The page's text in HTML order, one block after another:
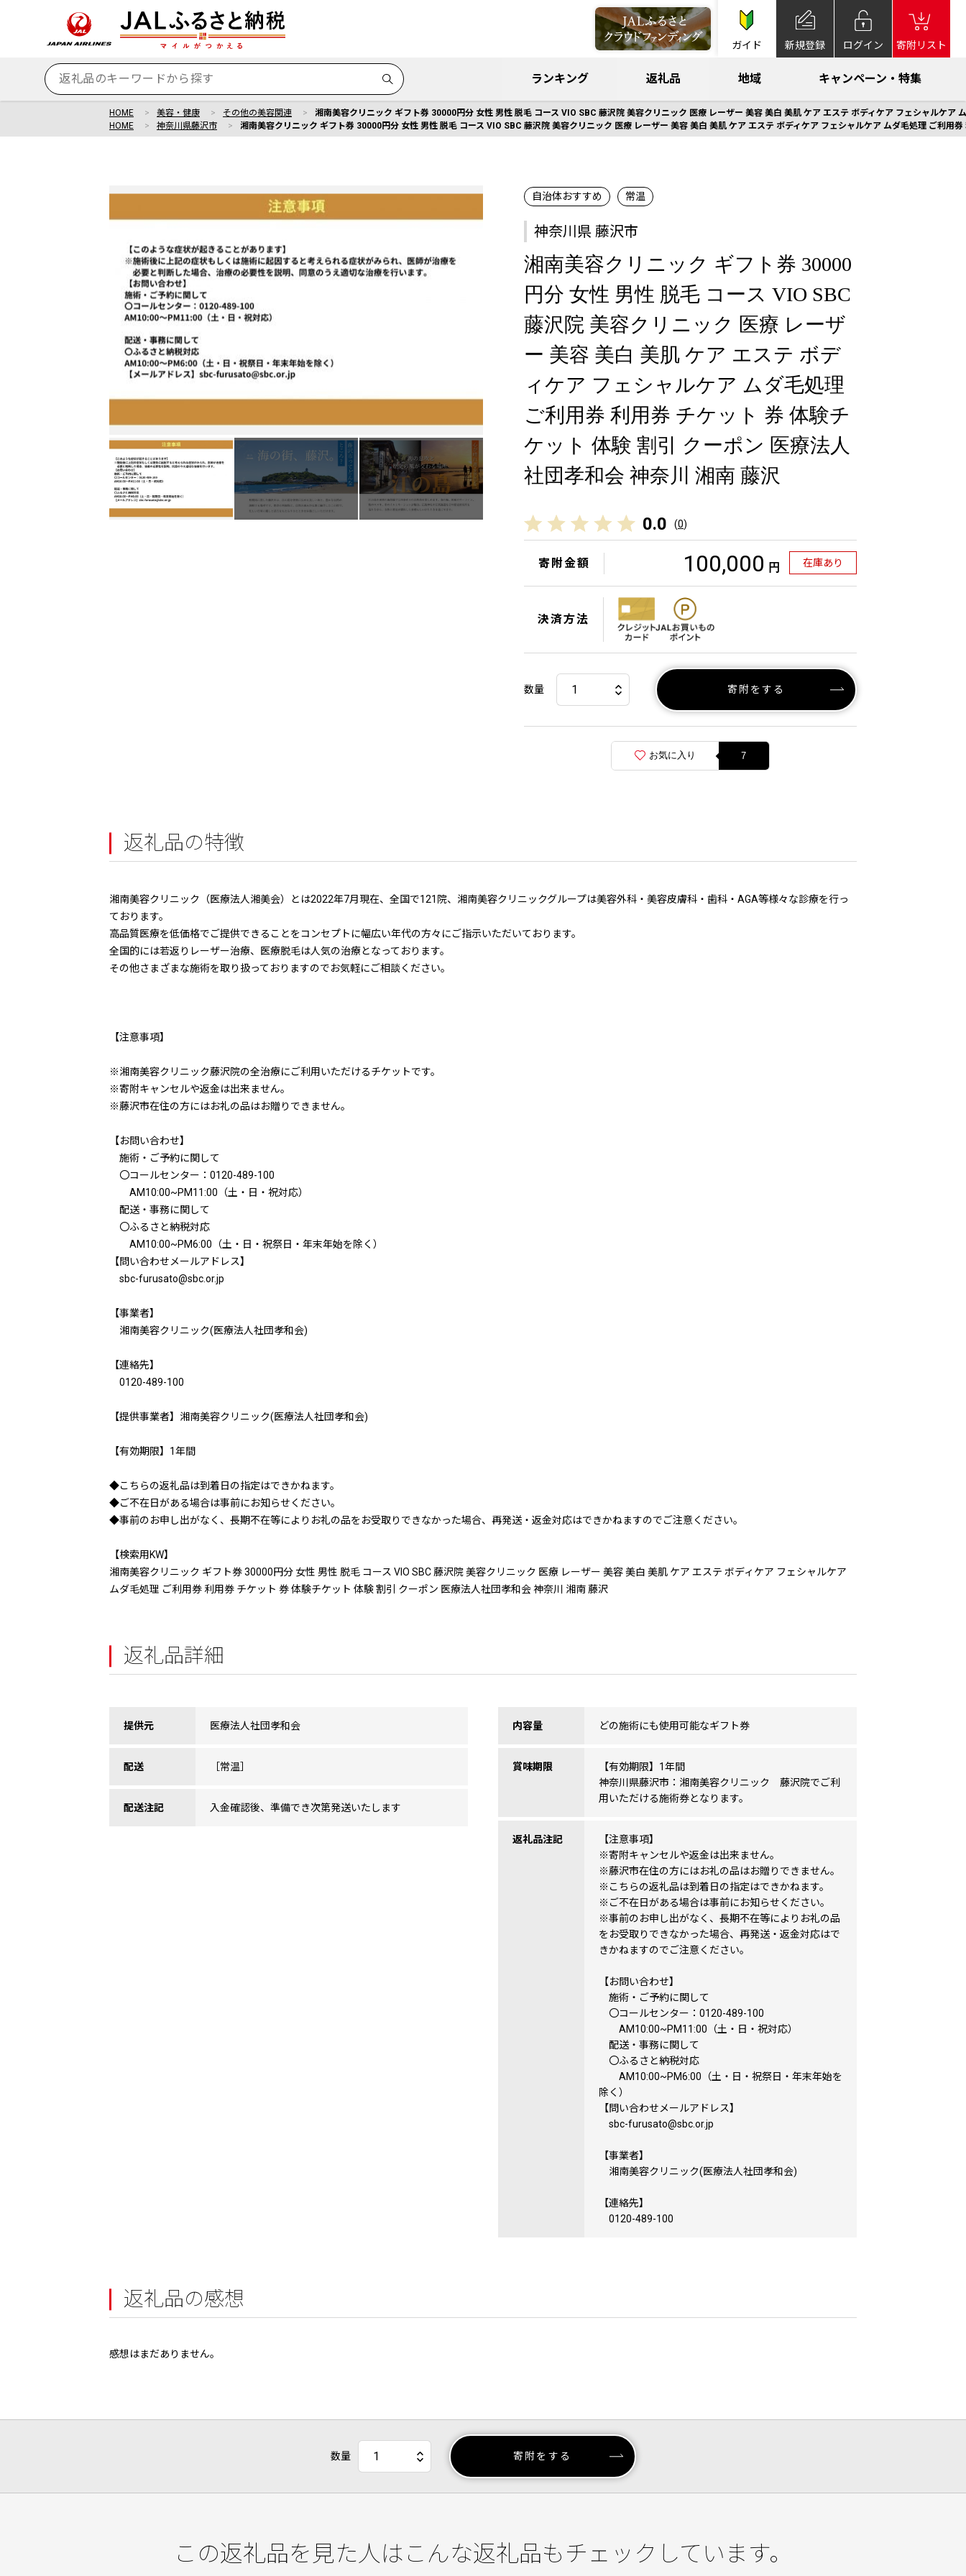
ガイド 新規登録 ログイン 寄附リスト
ランキング 返礼品 地域 キャンペーン・特集
HOME 美容・健康 その他の美容関連
湘南美容クリニック ギフト券 30000円分 女性 男性 脱毛 コース VIO SBC 藤沢院 美容クリニック 医療 レーザー 美容 美白 美肌 ケア エステ ボディケア フェシャルケ
HOME
神奈川県藤沢市 湘南美容クリニック ギフト券 30000円分 女性 男性 脱毛 コース VIO SBC 藤沢院 美容クリニック 医療 レーザー 美容 美白 美肌 ケア エステ ボディケア フェシャルケア ムダ毛処理 ご利用
自治体おすすめ 常温
神奈川県 藤沢市
湘南美容クリニック ギフト券 30000
円分 女性 男性 脱毛 コース VIO SBC
藤沢院 美容クリニック 医療 レーザ
ー 美容 美白 美肌 ケア エステ ボデ
ィケア フェシャルケア ムダ毛処理
ご利用券 利用券 チケット 券 体験チ
ケット 体験 割引 クーポン 医療法人
社団孝和会 神奈川 湘南 藤沢
0.0 (0)
寄附金額 100,000 円 在庫あり
決済方法
数量 寄附をする
お気に入り 7
返礼品の特徴
湘南美容クリニック（医療法人湘美会）とは2022年7月現在、全国で121院、湘南美容クリニックグループは美容外科・美容皮膚科・歯科・AGA等様々な診療を行っ
ております。
高品質医療を低価格でご提供できることをコンセプトに幅広い年代の方々にご指示いただいております。
全国的には若返りレーザー治療、医療脱毛は人気の治療となっております。
その他さまざまな施術を取り扱っておりますのでお気軽にご相談ください。
【注意事項】
※湘南美容クリニック藤沢院の全治療にご利用いただけるチケットです。
※寄附キャンセルや返金は出来ません。
※藤沢市在住の方にはお礼の品はお贈りできません。
【お問い合わせ】
施術・ご予約に関して
〇コールセンター：0120-489-100
AM10:00~PM11:00（土・日・祝対応）
配送・事務に関して
〇ふるさと納税対応
AM10:00~PM6:00（土・日・祝祭日・年末年始を除く）
【問い合わせメールアドレス】
sbc-furusato@sbc.or.jp
【事業者】
湘南美容クリニック(医療法人社団孝和会)
【連絡先】
0120-489-100
【提供事業者】湘南美容クリニック(医療法人社団孝和会)
【有効期限】1年間
◆こちらの返礼品は到着日の指定はできかねます。
◆ご不在日がある場合は事前にお知らせください。
◆事前のお申し出がなく、長期不在等によりお礼の品をお受取りできなかった場合、再発送・返金対応はできかねますのでご注意ください。
【検索用KW】
湘南美容クリニック ギフト券 30000円分 女性 男性 脱毛 コース VIO SBC 藤沢院 美容クリニック 医療 レーザー 美容 美白 美肌 ケア エステ ボディケア フェシャルケア
ムダ毛処理 ご利用券 利用券 チケット 券 体験チケット 体験 割引 クーポン 医療法人社団孝和会 神奈川 湘南 藤沢
返礼品詳細
提供元 医療法人社団孝和会
配送 ［常温］
配送注記 入金確認後、準備でき次第発送いたします
内容量 どの施術にも使用可能なギフト券
賞味期限
【有効期限】1年間
神奈川県藤沢市：湘南美容クリニック 藤沢院でご利
用いただける施術券となります。
返礼品注記
【注意事項】
※寄附キャンセルや返金は出来ません。
※藤沢市在住の方にはお礼の品はお贈りできません。
※こちらの返礼品は到着日の指定はできかねます。
※ご不在日がある場合は事前にお知らせください。
※事前のお申し出がなく、長期不在等によりお礼の品
をお受取りできなかった場合、再発送・返金対応はで
きかねますのでご注意ください。
【お問い合わせ】
施術・ご予約に関して
〇コールセンター：0120-489-100
AM10:00~PM11:00（土・日・祝対応）
配送・事務に関して
〇ふるさと納税対応
AM10:00~PM6:00（土・日・祝祭日・年末年始を
除く）
【問い合わせメールアドレス】
sbc-furusato@sbc.or.jp
【事業者】
湘南美容クリニック(医療法人社団孝和会)
【連絡先】
0120-489-100
返礼品の感想
感想はまだありません。
数量 寄附をする
この返礼品を見た人はこんな返礼品もチェックしています。